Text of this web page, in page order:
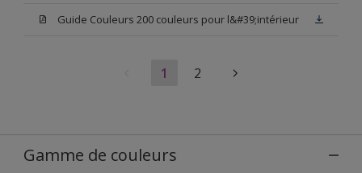
Guide Couleurs 200 couleurs pour l&#39;intérieur
1 2
Gamme de couleurs